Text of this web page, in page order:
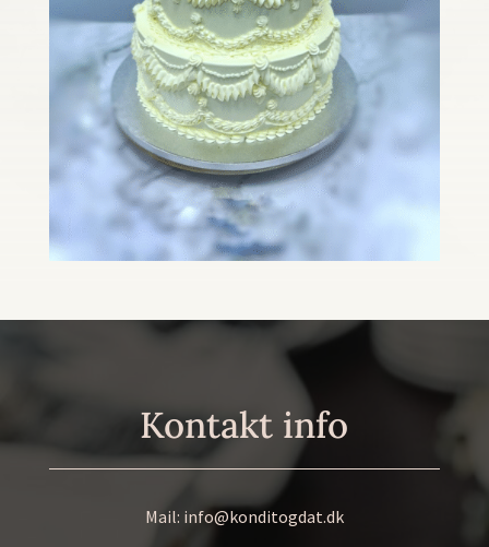
Kontakt info
Mail: info@konditogdat.dk